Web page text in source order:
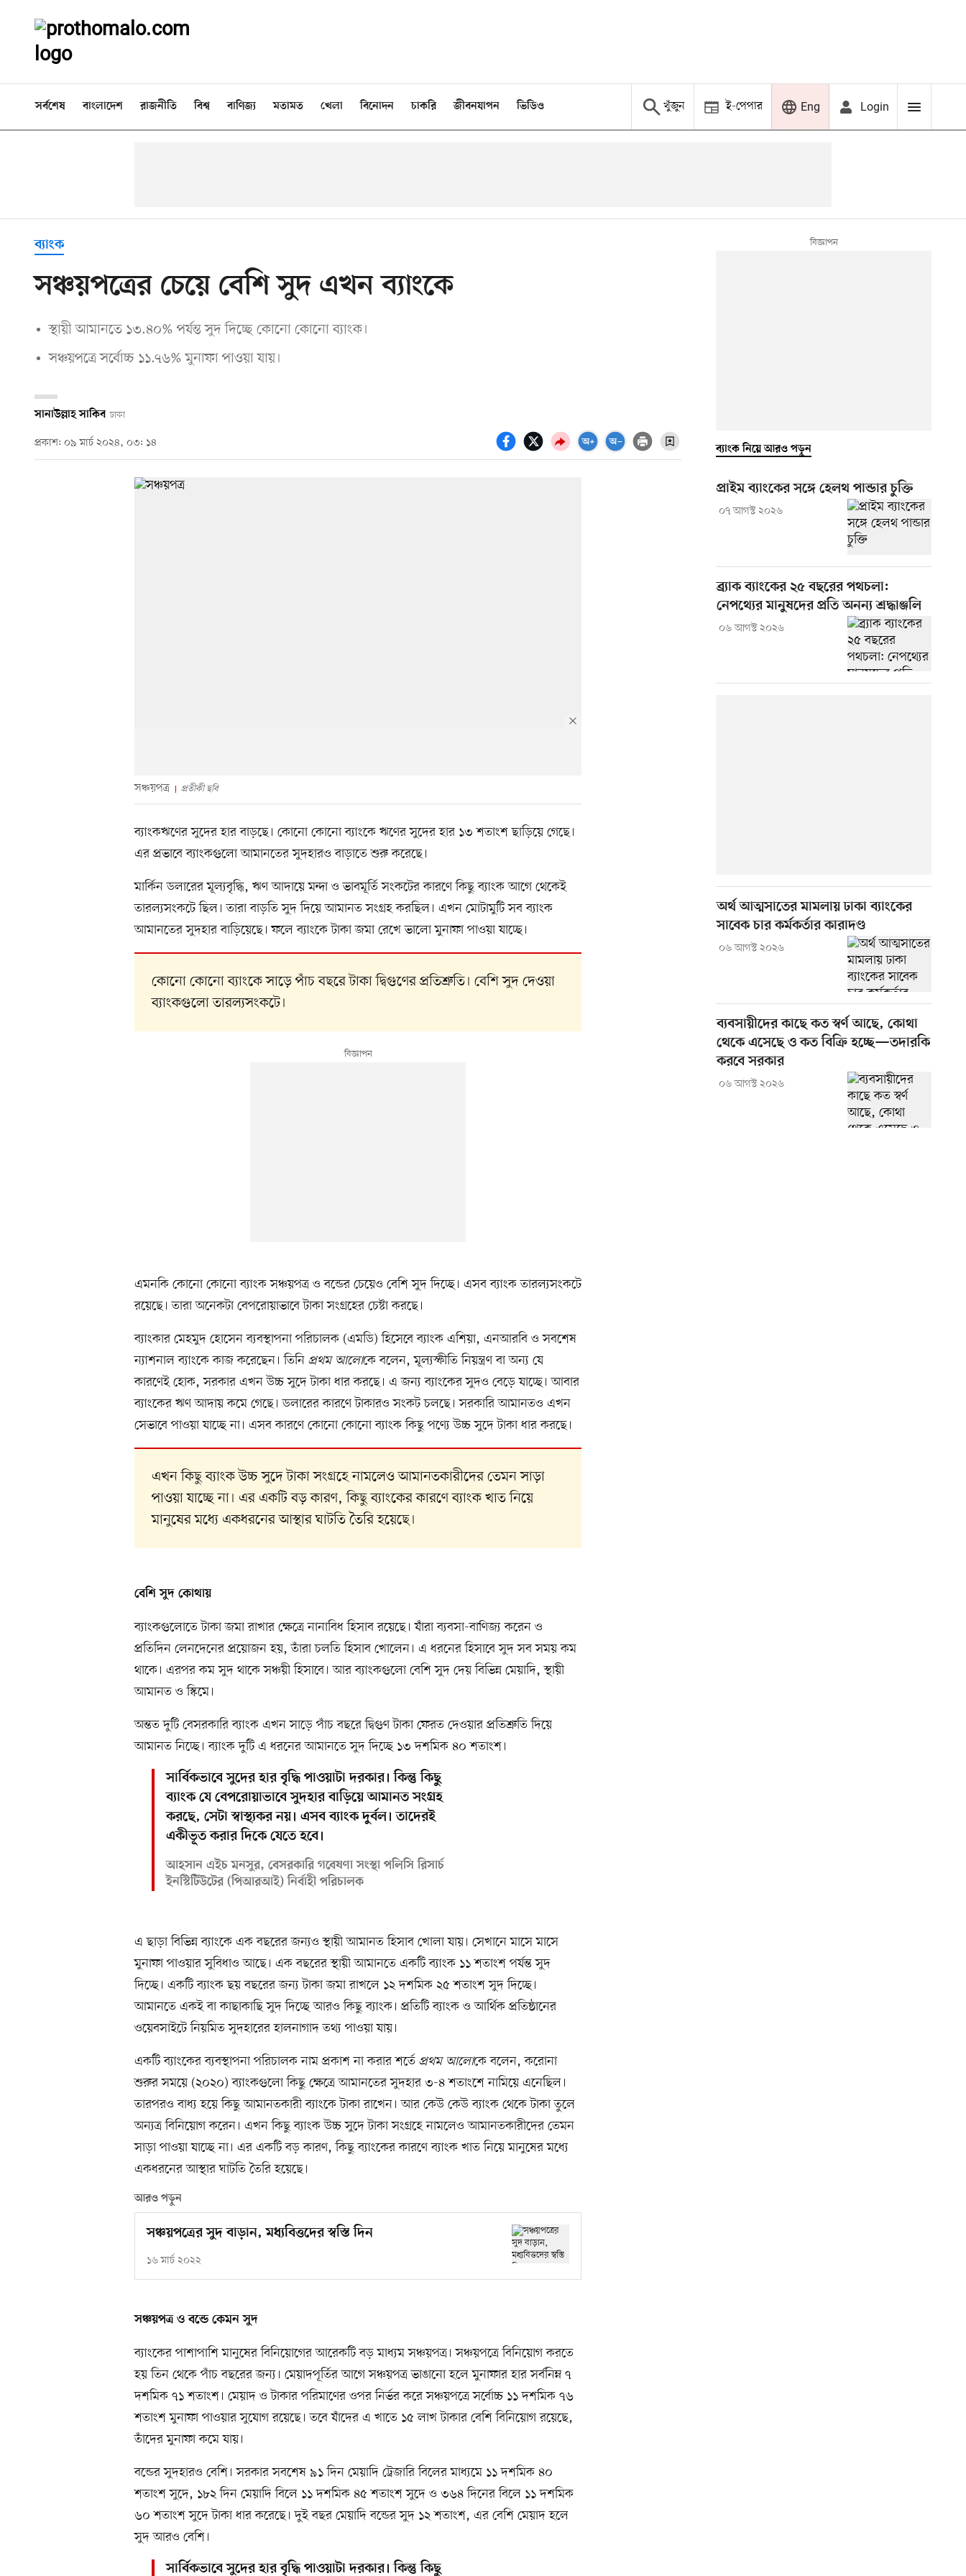
সর্বশেষ বাংলাদেশ রাজনীতি বিশ্ব বাণিজ্য মতামত খেলা বিনোদন চাকরি জীবনযাপন ভিডিও খুঁজুন ই-পেপার Eng Login
ব্যাংক
সঞ্চয়পত্রের চেয়ে বেশি সুদ এখন ব্যাংকে
স্থায়ী আমানতে ১৩.৪০% পর্যন্ত সুদ দিচ্ছে কোনো কোনো ব্যাংক।
সঞ্চয়পত্রে সর্বোচ্চ ১১.৭৬% মুনাফা পাওয়া যায়।
সানাউল্লাহ সাকিব ঢাকা
প্রকাশ: ০৯ মার্চ ২০২৪, ০৩: ১৪
সঞ্চয়পত্র প্রতীকী ছবি
ব্যাংকঋণের সুদের হার বাড়ছে। কোনো কোনো ব্যাংকে ঋণের সুদের হার ১৩ শতাংশ ছাড়িয়ে গেছে।
এর প্রভাবে ব্যাংকগুলো আমানতের সুদহারও বাড়াতে শুরু করেছে।
মার্কিন ডলারের মূল্যবৃদ্ধি, ঋণ আদায়ে মন্দা ও ভাবমূর্তি সংকটের কারণে কিছু ব্যাংক আগে থেকেই
তারল্যসংকটে ছিল। তারা বাড়তি সুদ দিয়ে আমানত সংগ্রহ করছিল। এখন মোটামুটি সব ব্যাংক
আমানতের সুদহার বাড়িয়েছে। ফলে ব্যাংকে টাকা জমা রেখে ভালো মুনাফা পাওয়া যাচ্ছে।
কোনো কোনো ব্যাংকে সাড়ে পাঁচ বছরে টাকা দ্বিগুণের প্রতিশ্রুতি। বেশি সুদ দেওয়া
ব্যাংকগুলো তারল্যসংকটে।
এমনকি কোনো কোনো ব্যাংক সঞ্চয়পত্র ও বন্ডের চেয়েও বেশি সুদ দিচ্ছে। এসব ব্যাংক তারল্যসংকটে
রয়েছে। তারা অনেকটা বেপরোয়াভাবে টাকা সংগ্রহের চেষ্টা করছে।
ব্যাংকার মেহমুদ হোসেন ব্যবস্থাপনা পরিচালক (এমডি) হিসেবে ব্যাংক এশিয়া, এনআরবি ও সবশেষ
ন্যাশনাল ব্যাংকে কাজ করেছেন। তিনি প্রথম আলোকে বলেন, মূল্যস্ফীতি নিয়ন্ত্রণ বা অন্য যে
কারণেই হোক, সরকার এখন উচ্চ সুদে টাকা ধার করছে। এ জন্য ব্যাংকের সুদও বেড়ে যাচ্ছে। আবার
ব্যাংকের ঋণ আদায় কমে গেছে। ডলারের কারণে টাকারও সংকট চলছে। সরকারি আমানতও এখন
সেভাবে পাওয়া যাচ্ছে না। এসব কারণে কোনো কোনো ব্যাংক কিছু পণ্যে উচ্চ সুদে টাকা ধার করছে।
এখন কিছু ব্যাংক উচ্চ সুদে টাকা সংগ্রহে নামলেও আমানতকারীদের তেমন সাড়া
পাওয়া যাচ্ছে না। এর একটি বড় কারণ, কিছু ব্যাংকের কারণে ব্যাংক খাত নিয়ে
মানুষের মধ্যে একধরনের আস্থার ঘাটতি তৈরি হয়েছে।
বেশি সুদ কোথায়
ব্যাংকগুলোতে টাকা জমা রাখার ক্ষেত্রে নানাবিধ হিসাব রয়েছে। যাঁরা ব্যবসা-বাণিজ্য করেন ও
প্রতিদিন লেনদেনের প্রয়োজন হয়, তাঁরা চলতি হিসাব খোলেন। এ ধরনের হিসাবে সুদ সব সময় কম
থাকে। এরপর কম সুদ থাকে সঞ্চয়ী হিসাবে। আর ব্যাংকগুলো বেশি সুদ দেয় বিভিন্ন মেয়াদি, স্থায়ী
আমানত ও স্কিমে।
অন্তত দুটি বেসরকারি ব্যাংক এখন সাড়ে পাঁচ বছরে দ্বিগুণ টাকা ফেরত দেওয়ার প্রতিশ্রুতি দিয়ে
আমানত নিচ্ছে। ব্যাংক দুটি এ ধরনের আমানতে সুদ দিচ্ছে ১৩ দশমিক ৪০ শতাংশ।
সার্বিকভাবে সুদের হার বৃদ্ধি পাওয়াটা দরকার। কিন্তু কিছু
ব্যাংক যে বেপরোয়াভাবে সুদহার বাড়িয়ে আমানত সংগ্রহ
করছে, সেটা স্বাস্থ্যকর নয়। এসব ব্যাংক দুর্বল। তাদেরই
একীভূত করার দিকে যেতে হবে।
আহসান এইচ মনসুর, বেসরকারি গবেষণা সংস্থা পলিসি রিসার্চ
ইনস্টিটিউটের (পিআরআই) নির্বাহী পরিচালক
এ ছাড়া বিভিন্ন ব্যাংকে এক বছরের জন্যও স্থায়ী আমানত হিসাব খোলা যায়। সেখানে মাসে মাসে
মুনাফা পাওয়ার সুবিধাও আছে। এক বছরের স্থায়ী আমানতে একটি ব্যাংক ১১ শতাংশ পর্যন্ত সুদ
দিচ্ছে। একটি ব্যাংক ছয় বছরের জন্য টাকা জমা রাখলে ১২ দশমিক ২৫ শতাংশ সুদ দিচ্ছে।
আমানতে একই বা কাছাকাছি সুদ দিচ্ছে আরও কিছু ব্যাংক। প্রতিটি ব্যাংক ও আর্থিক প্রতিষ্ঠানের
ওয়েবসাইটে নিয়মিত সুদহারের হালনাগাদ তথ্য পাওয়া যায়।
একটি ব্যাংকের ব্যবস্থাপনা পরিচালক নাম প্রকাশ না করার শর্তে প্রথম আলোকে বলেন, করোনা
শুরুর সময়ে (২০২০) ব্যাংকগুলো কিছু ক্ষেত্রে আমানতের সুদহার ৩-৪ শতাংশে নামিয়ে এনেছিল।
তারপরও বাধ্য হয়ে কিছু আমানতকারী ব্যাংকে টাকা রাখেন। আর কেউ কেউ ব্যাংক থেকে টাকা তুলে
অন্যত্র বিনিয়োগ করেন। এখন কিছু ব্যাংক উচ্চ সুদে টাকা সংগ্রহে নামলেও আমানতকারীদের তেমন
সাড়া পাওয়া যাচ্ছে না। এর একটি বড় কারণ, কিছু ব্যাংকের কারণে ব্যাংক খাত নিয়ে মানুষের মধ্যে
একধরনের আস্থার ঘাটতি তৈরি হয়েছে।
আরও পড়ুন
সঞ্চয়পত্রের সুদ বাড়ান, মধ্যবিত্তদের স্বস্তি দিন
১৬ মার্চ ২০২২
সঞ্চয়পত্র ও বন্ডে কেমন সুদ
ব্যাংকের পাশাপাশি মানুষের বিনিয়োগের আরেকটি বড় মাধ্যম সঞ্চয়পত্র। সঞ্চয়পত্রে বিনিয়োগ করতে
হয় তিন থেকে পাঁচ বছরের জন্য। মেয়াদপূর্তির আগে সঞ্চয়পত্র ভাঙানো হলে মুনাফার হার সর্বনিম্ন ৭
দশমিক ৭১ শতাংশ। মেয়াদ ও টাকার পরিমাণের ওপর নির্ভর করে সঞ্চয়পত্রে সর্বোচ্চ ১১ দশমিক ৭৬
শতাংশ মুনাফা পাওয়ার সুযোগ রয়েছে। তবে যাঁদের এ খাতে ১৫ লাখ টাকার বেশি বিনিয়োগ রয়েছে,
তাঁদের মুনাফা কমে যায়।
বন্ডের সুদহারও বেশি। সরকার সবশেষ ৯১ দিন মেয়াদি ট্রেজারি বিলের মাধ্যমে ১১ দশমিক ৪০
শতাংশ সুদে, ১৮২ দিন মেয়াদি বিলে ১১ দশমিক ৪৫ শতাংশ সুদে ও ৩৬৪ দিনের বিলে ১১ দশমিক
৬০ শতাংশ সুদে টাকা ধার করেছে। দুই বছর মেয়াদি বন্ডের সুদ ১২ শতাংশ, এর বেশি মেয়াদ হলে
সুদ আরও বেশি।
সার্বিকভাবে সুদের হার বৃদ্ধি পাওয়াটা দরকার। কিন্তু কিছু
ব্যাংক নিয়ে আরও পড়ুন
প্রাইম ব্যাংকের সঙ্গে হেলথ পান্ডার চুক্তি
০৭ আগস্ট ২০২৬
ব্র্যাক ব্যাংকের ২৫ বছরের পথচলা:
নেপথ্যের মানুষদের প্রতি অনন্য শ্রদ্ধাঞ্জলি
০৬ আগস্ট ২০২৬
অর্থ আত্মসাতের মামলায় ঢাকা ব্যাংকের
সাবেক চার কর্মকর্তার কারাদণ্ড
০৬ আগস্ট ২০২৬
ব্যবসায়ীদের কাছে কত স্বর্ণ আছে, কোথা
থেকে এসেছে ও কত বিক্রি হচ্ছে—তদারকি
করবে সরকার
০৬ আগস্ট ২০২৬